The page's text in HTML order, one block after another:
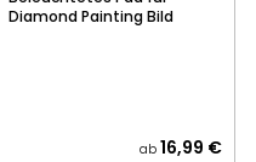
Diamond Painting Bild
ab 16,99 €